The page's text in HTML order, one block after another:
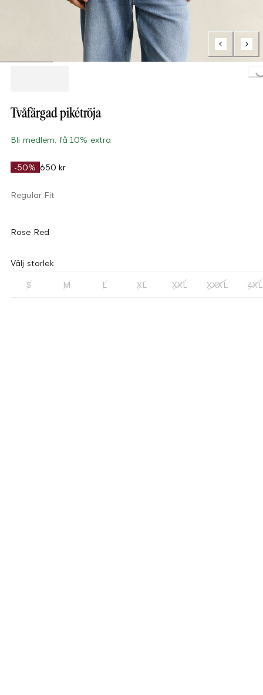
Loading...
Tvåfärgad pikétröja
Bli medlem, få 10% extra
-50% 650 kr
Regular Fit
Rose Red
Välj storlek
S M L XL XXL XXXL 4XL